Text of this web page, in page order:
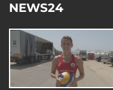
NEWS24